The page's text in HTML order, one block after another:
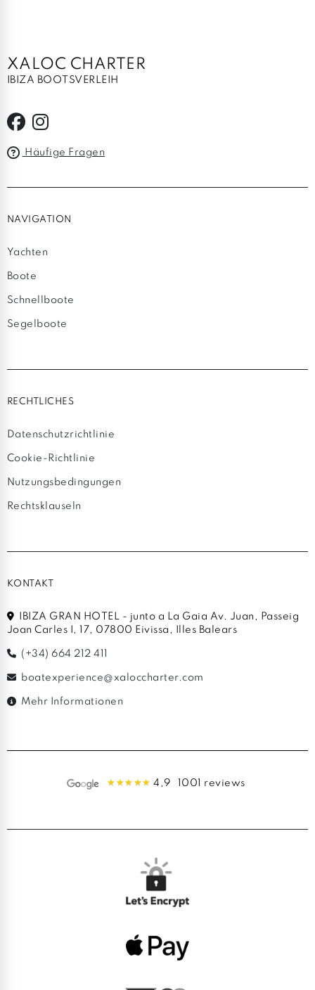
XALOC CHARTER
IBIZA BOOTSVERLEIH
Häufige Fragen
NAVIGATION
Yachten
Boote
Schnellboote
Segelboote
RECHTLICHES
Datenschutzrichtlinie
Cookie-Richtlinie
Nutzungsbedingungen
Rechtsklauseln
KONTAKT
IBIZA GRAN HOTEL - junto a La Gaia Av. Juan, Passeig
Joan Carles I, 17, 07800 Eivissa, Illes Balears
(+34) 664 212 411
boatexperience@xaloccharter.com
Mehr Informationen
4,9 1001 reviews